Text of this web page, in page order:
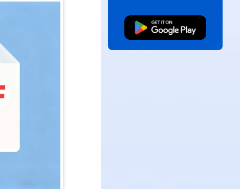
免費下載